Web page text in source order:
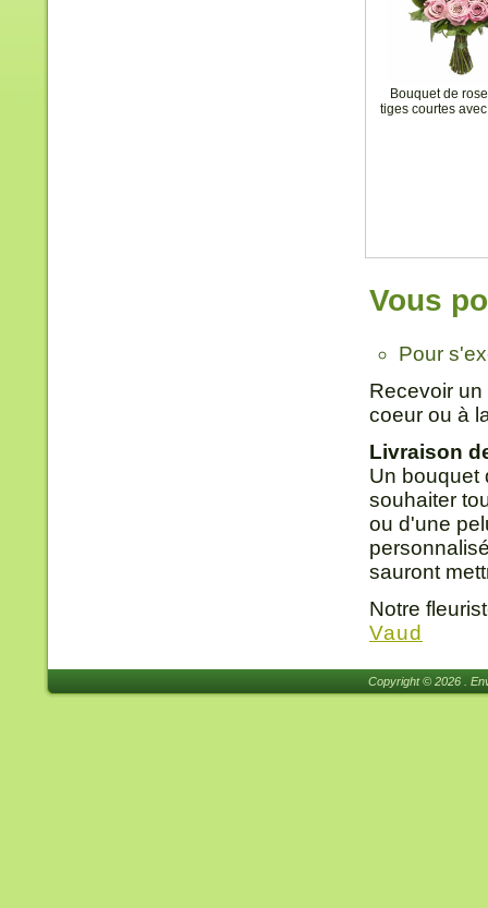
Bouquet de
tiges courtes
Vous
Pour
Recevoir
coeur ou à
Livraison
Un bouquet
souhaiter
ou d'une
sauront
Notre
Vaud
Copyright © 2026 .